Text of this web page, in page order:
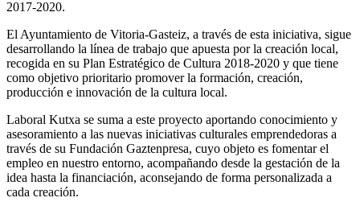
2017-2020.
El Ayuntamiento de Vitoria-Gasteiz, a través de esta iniciativa, sigue
desarrollando la línea de trabajo que apuesta por la creación local,
recogida en su Plan Estratégico de Cultura 2018-2020 y que tiene
como objetivo prioritario promover la formación, creación,
producción e innovación de la cultura local.
Laboral Kutxa se suma a este proyecto aportando conocimiento y
asesoramiento a las nuevas iniciativas culturales emprendedoras a
través de su Fundación Gaztenpresa, cuyo objeto es fomentar el
empleo en nuestro entorno, acompañando desde la gestación de la
idea hasta la financiación, aconsejando de forma personalizada a
cada creación.